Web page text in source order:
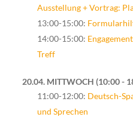
Ausstellung + Vortrag:
13:00-15:00:
14:00-15:00:
Treff
20.04. MITTWOCH 10:00 -
11:00-12:00: Deutsch-
und Sprechen